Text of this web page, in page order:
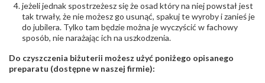
jeżeli jednak spostrzeżesz się że osad który na niej powstał jest
tak trwały, że nie możesz go usunąć, spakuj te wyroby i zanieś je
do jubilera. Tylko tam będzie można je wyczyścić w fachowy
sposób, nie narażając ich na uszkodzenia.
Do czyszczenia biżuterii możesz użyć poniżego opisanego
preparatu (dostępne w naszej firmie):